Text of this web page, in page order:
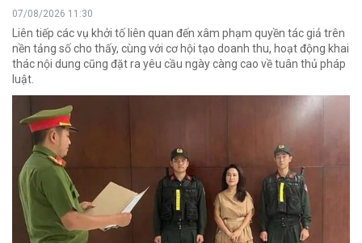
07/08/2026 11:30
Liên tiếp các vụ khởi tố liên quan đến xâm phạm quyền tác giả trên
nền tảng số cho thấy, cùng với cơ hội tạo doanh thu, hoạt động khai
thác nội dung cũng đặt ra yêu cầu ngày càng cao về tuân thủ pháp
luật.